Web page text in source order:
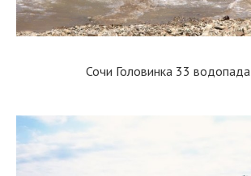
Сочи Головинка 33 водопада